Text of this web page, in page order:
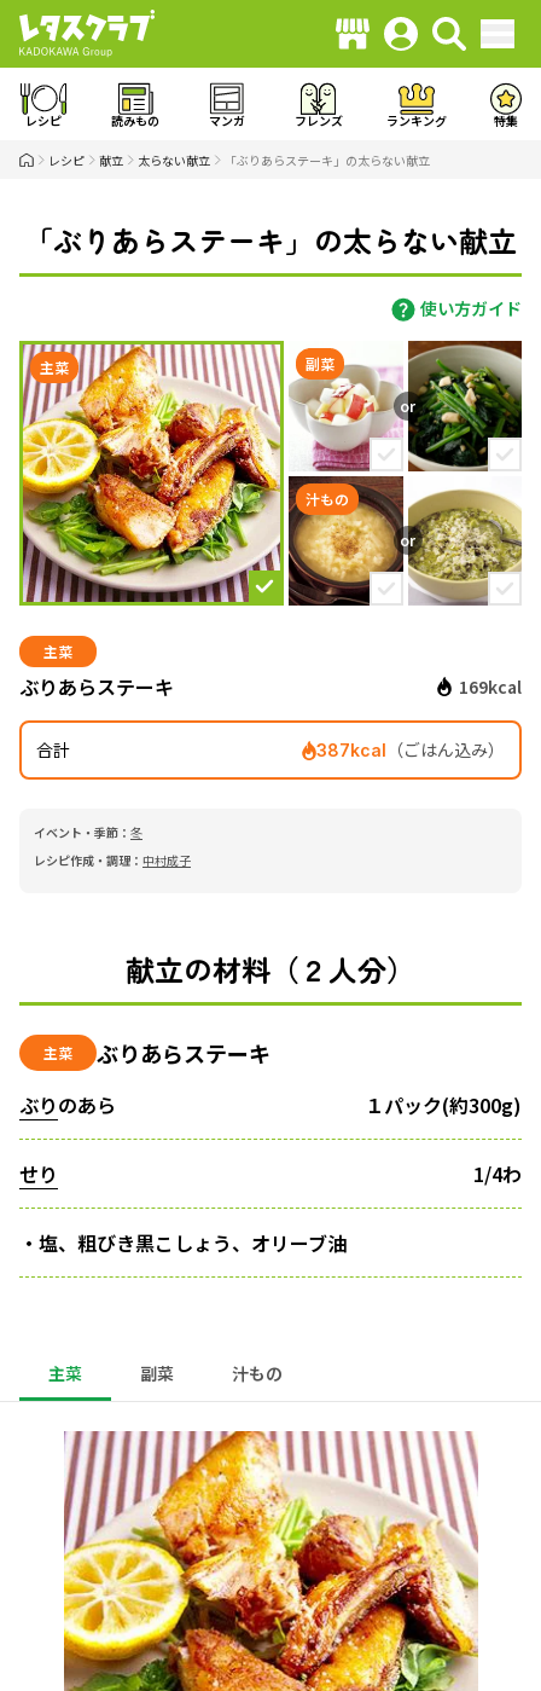
レシピ 読みもの マンガ フレンズ ランキング 特集
レシピ 献立 太らない献立 「ぶりあらステーキ」の太らない献立
「ぶりあらステーキ」の太らない献立
使い方ガイド
主菜 副菜
汁もの
主菜
ぶりあらステーキ 169kcal
合計 387kcal （ごはん込み）
イベント・季節： 冬
レシピ作成・調理： 中村成子
献立の材料（２人分）
主菜 ぶりあらステーキ
ぶりのあら １パック(約300g)
せり 1/4わ
・塩、粗びき黒こしょう、オリーブ油
主菜 副菜 汁もの